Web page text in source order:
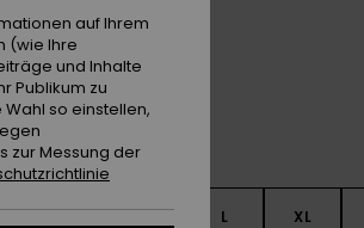
Whisper White
S M L XL
auf Ihrem
(wie Ihre
und Inhalte
Publikum zu
so einstellen,
zur Messung der